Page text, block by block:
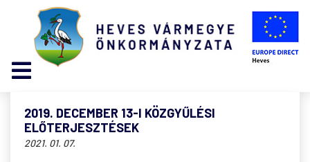
2019. DECEMBER 13-I KÖZGYŰLÉSI
ELŐTERJESZTÉSEK
2021. 01. 07.